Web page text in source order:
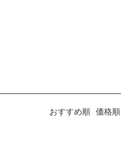
おすすめ順 価格順